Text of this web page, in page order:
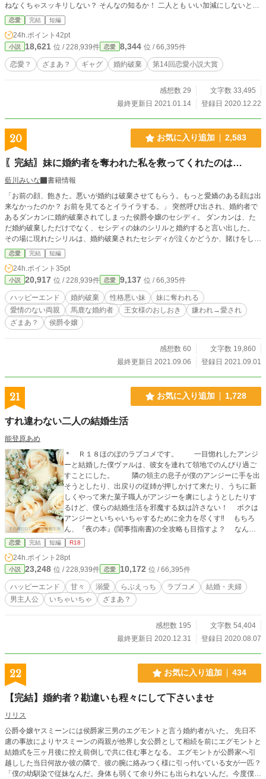
ねなくちゃスッキリしない？ そんなの知るか！ 二人とも いい加減にしないと
｢キレますよ？｣ ※あまり深く考えないでお読み下さい。｢ここおかしいよ？｣な
んてツッコミ入れたら負けです(何に) ※上品な令嬢をお求めの方は回れ右でお願
いします。何でも受け入れられる心の広い方向けのお話です
恋愛 完結 短編
24h.ポイント 42pt
小説 18,621 位 / 228,939件 恋愛 8,344 位 / 66,395件
恋愛？ ざまあ？ ギャグ 婚約破棄 第14回恋愛小説大賞
感想数 29
文字数 33,495
最終更新日 2021.01.14
登録日 2020.12.22
20 お気に入り追加 2,583
〖完結〗妹に婚約者を奪われた私を救ってくれたのは…
藍川みいな
書籍情報
「お前の顔、飽きた。悪いが婚約は破棄させてもらう。もっと愛嬌のある顔は出
来なかったのか？ お前を見てるとイライラする。」 突然呼び出され、婚約者で
あるダンカンに婚約破棄されてしまった侯爵令嬢のセシディ。 ダンカンは、た
だ婚約破棄しただけでなく、セシディの妹のシリルと婚約すると言い出した。
その場に現れたシリルは、婚約破棄されたセシディが泣くかどうか、賭けをして
いたと…。 それだけでは飽き足らず、シリルとダンカンの婚約発表パーティー
で、セシディを皆の前で辱めようとするが… 「そこのボンクラー！ よぉーく聞
きなさい！」 そう叫んだ小さな王女様によって、セシディは皆から愛される事
になる。 設定ゆるゆるの、架空の世界のお話です。 全17話で完結になります。
恋愛 完結 短編
24h.ポイント 35pt
小説 20,917 位 / 228,939件 恋愛 9,137 位 / 66,395件
ハッピーエンド 婚約破棄 性格悪い妹
妹に奪われる
愛情のない両親
馬鹿な婚約者 王女様のおしおき
嫌われ→愛され
ざまあ？
侯爵令嬢
感想数 60
文字数 19,860
最終更新日 2021.09.06
登録日 2021.09.01
21 お気に入り追加 1,728
すれ違わない二人の結婚生活
能登原あめ
＊ Ｒ１８ほのぼのラブコメです。 一目惚れしたアンジ
ーと結婚した僕ヴァルは、彼女を連れて領地でのんびり過ご
すことにした。 隣の領主の息子が僕のアンジーに手を出
そうとしたり、出戻りの従姉が押しかけて来たり、うちに新
しくやって来た菓子職人がアンジーを虜にしようとしたりす
るけど、僕らの結婚生活を邪魔する奴は許さない！ ボクは
アンジーといちゃいちゃするために全力を尽くす‼︎ もちろ
ん、『夜の本』(閨事指南書)の全攻略も目指すよ？ なんな
ら、上級者のために存在するといわれている『真夜中の本』
だって手に入れてみせる‼︎ ＊ 『すれ違わない二人の恋の
話』の続編です。前作をお読みいただいた皆さまありがとう
ございました。初めての方もさらっとおさらいしますのでわ
かると思います。 ＊ 1話1000文字程度なので、軽く息抜き
にお読みいただけると嬉しいです。 ＊ 登場人物の年齢を引
き上げて、ささやかに改稿しました('22.01) ＊ Ｒシーンには
め、かなぁと思います。ほぼコメディとなってます。 ＊ コ
メント欄はすべて解放しております。お気をつけ下さい。
恋愛 完結 短編 R18
24h.ポイント 28pt
小説 23,248 位 / 228,939件 恋愛 10,172 位 / 66,395件
ハッピーエンド 甘々 溺愛 らぶえっち ラブコメ
結婚・夫婦
男主人公
いちゃいちゃ ざまあ？
感想数 195
文字数 54,404
最終更新日 2020.12.31
登録日 2020.08.07
22 お気に入り追加 434
【完結】婚約者？勘違いも程々にして下さいませ
リリス
公爵令嬢ヤスミーンには侯爵家三男のエグモントと言う婚約者がいた。 先日不
慮の事故によりヤスミーンの両親が他界し女公爵として相続を前にエグモントと
結婚式を三ヶ月後に控え前倒しで共に住む事となる。 エグモントが公爵家へ引
越しした当日何故か彼の隣で、彼の腕に絡みつく様に引っ付いている女が一匹？
「僕の幼馴染で従妹なんだ。身体も弱くて余り外にも出られないんだ。今度僕が